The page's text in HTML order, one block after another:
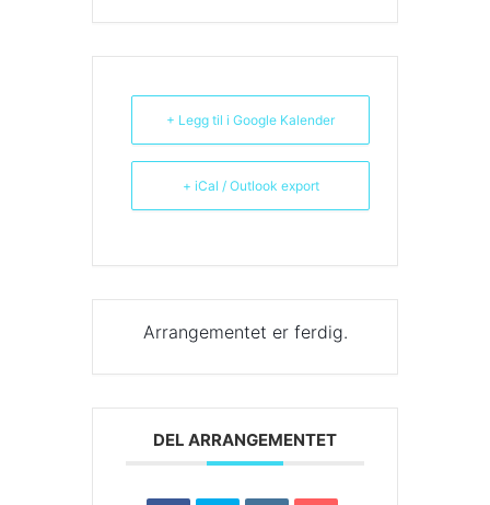
+ Legg til i Google Kalender
+ iCal / Outlook export
Arrangementet er ferdig.
DEL ARRANGEMENTET